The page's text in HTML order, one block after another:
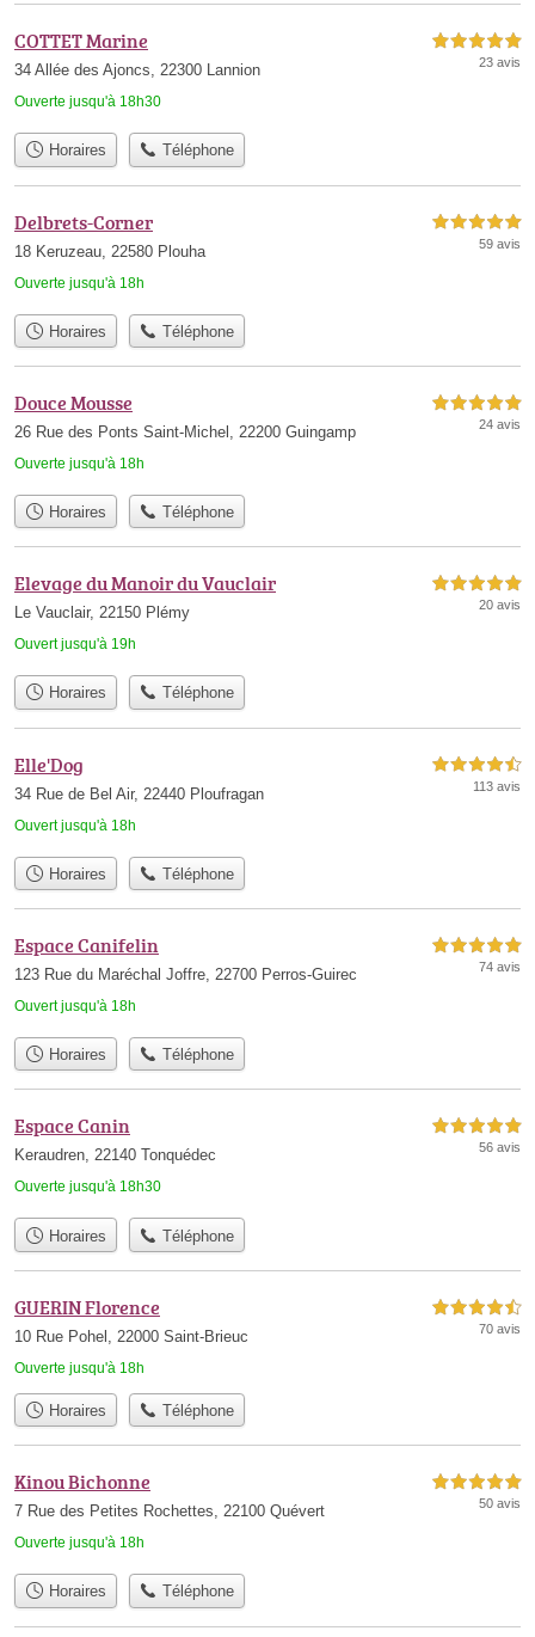
COTTET Marine
34 Allée des Ajoncs, 22300 Lannion
Ouverte jusqu'à 18h30
5,0 étoiles sur 5
23 avis
Horaires Téléphone
Delbrets-Corner
18 Keruzeau, 22580 Plouha
Ouverte jusqu'à 18h
5,0 étoiles sur 5
59 avis
Horaires Téléphone
Douce Mousse
26 Rue des Ponts Saint-Michel, 22200 Guingamp
Ouverte jusqu'à 18h
5,0 étoiles sur 5
24 avis
Horaires Téléphone
Elevage du Manoir du Vauclair
Le Vauclair, 22150 Plémy
Ouvert jusqu'à 19h
5,0 étoiles sur 5
20 avis
Horaires Téléphone
Elle'Dog
34 Rue de Bel Air, 22440 Ploufragan
Ouvert jusqu'à 18h
4,5 étoiles sur 5
113 avis
Horaires Téléphone
Espace Canifelin
123 Rue du Maréchal Joffre, 22700 Perros-Guirec
Ouvert jusqu'à 18h
5,0 étoiles sur 5
74 avis
Horaires Téléphone
Espace Canin
Keraudren, 22140 Tonquédec
Ouverte jusqu'à 18h30
5,0 étoiles sur 5
56 avis
Horaires Téléphone
GUERIN Florence
10 Rue Pohel, 22000 Saint-Brieuc
Ouverte jusqu'à 18h
4,5 étoiles sur 5
70 avis
Horaires Téléphone
Kinou Bichonne
7 Rue des Petites Rochettes, 22100 Quévert
Ouverte jusqu'à 18h
5,0 étoiles sur 5
50 avis
Horaires Téléphone